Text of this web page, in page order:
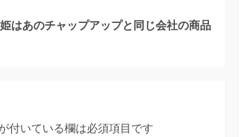
はあのチャップアップと同じ会社の商品
付いている欄は必須項目です